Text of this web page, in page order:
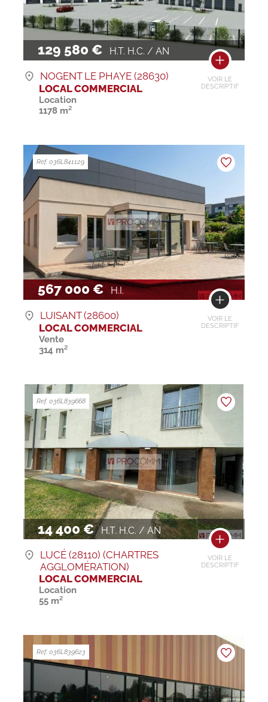
129 580 € H.T. H.C. / AN
VOIR LE
DESCRIPTIF
NOGENT LE PHAYE (28630)
LOCAL COMMERCIAL
Location
1178 m²
567 000 € H.I.
VOIR LE
DESCRIPTIF
Ref. 036L841129
LUISANT (28600)
LOCAL COMMERCIAL
Vente
314 m²
14 400 € H.T. H.C. / AN
VOIR LE
DESCRIPTIF
Ref. 036L839668
LUCÉ (28110) (CHARTRES
AGGLOMÉRATION)
LOCAL COMMERCIAL
Location
55 m²
Ref. 036L839623